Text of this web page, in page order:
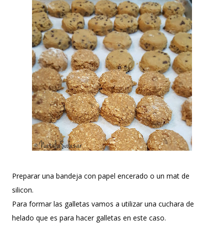
Preparar una bandeja con papel encerado o un mat de
silicon.
Para formar las galletas vamos a utilizar una cuchara de
helado que es para hacer galletas en este caso.